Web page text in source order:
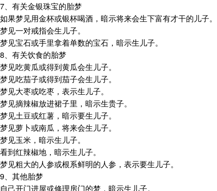
7、有关金银珠宝的胎梦
如果梦见用金杯或银杯喝酒，暗示将来会生下富有才干的儿子。
梦见一对戒指会生儿子。
梦见宝石或手里拿着单数的宝石，暗示生儿子。
8、有关饮食的胎梦
梦见吃黄瓜或得到黄瓜会生儿子。
梦见吃茄子或得到茄子会生儿子。
梦见大枣或吃枣，表示生儿子。
梦见摘辣椒放进裙子里，暗示生贵子。
梦见土豆或红薯，暗示要生儿子。
梦见萝卜或南瓜，将来会生儿子。
梦见玉米，暗示生儿子。
看到红辣椒地，暗示生儿子。
梦见粗大的人参或根系鲜明的人参，表示要生儿子。
9、其他胎梦
自己开门进屋或修理房门的梦，暗示生儿子。